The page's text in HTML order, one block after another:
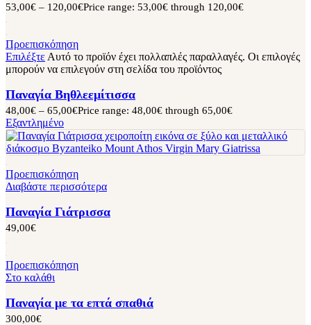
53,00€ – 120,00€Price range: 53,00€ through 120,00€
Προεπισκόπηση
Επιλέξτε Αυτό το προϊόν έχει πολλαπλές παραλλαγές. Οι επιλογές
μπορούν να επιλεγούν στη σελίδα του προϊόντος
Παναγία Βηθλεεμίτισσα
48,00€ – 65,00€Price range: 48,00€ through 65,00€
Εξαντλημένο
Προεπισκόπηση
Διαβάστε περισσότερα
Παναγία Γιάτρισσα
49,00€
Προεπισκόπηση
Στο καλάθι
Παναγία με τα επτά σπαθιά
300,00€